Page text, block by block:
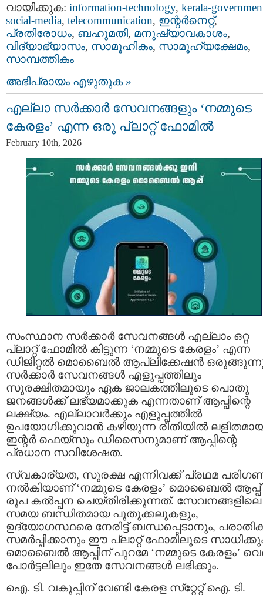
വായിക്കുക: information-technology, kerala-
social-media, telecommunication, ഇന്റര്‍നെറ്റ്‌,
പ്രതിരോധം, ബഹുമതി, മനുഷ്യാവകാശം,
വിദ്യാഭ്യാസം, സാമൂഹികം, സാമൂഹ്യക്ഷേമം,
സാമ്പത്തികം
അഭിപ്രായം എഴുതുക »
എല്ലാ സർക്കാർ സേവനങ്ങളും ‘നമ്മുടെ
കേരളം’ എന്ന ഒരു പ്ലാറ്റ് ഫോമിൽ
February 10th, 2026
സംസ്ഥാന സർക്കാർ സേവനങ്ങൾ എല്ലാം ഒറ്റ
പ്ലാറ്റ് ഫോമിൽ കിട്ടുന്ന ‘നമ്മുടെ കേരളം’ എന്ന
ഡിജിറ്റൽ മൊബൈൽ ആപ്ലിക്കേഷൻ
സർക്കാർ സേവനങ്ങൾ എളുപ്പത്തിലും
സുരക്ഷിതമായും ഏക ജാലകത്തിലൂടെ പൊതു
ജനങ്ങൾക്ക് ലഭ്യമാക്കുക എന്നതാണ് ആപ്പിന്റെ
ലക്ഷ്യം. എല്ലാവർക്കും എളുപ്പത്തിൽ
ഉപയോഗിക്കുവാൻ കഴിയുന്ന രീതിയിൽ
ഇന്റർ ഫെയ്‌സും ഡിസൈനുമാണ് ആപ്പിന്റെ
പ്രധാന സവിശേഷത.
സ്വകാര്യത, സുരക്ഷ എന്നിവക്ക് പ്രഥമ
നല്‍കിയാണ് ‘നമ്മുടെ കേരളം’ മൊബൈല്‍ ആപ്പ്
രൂപ കൽപ്പന ചെയ്തിരിക്കുന്നത്. സേവനങ്ങളിലെ
സമയ ബന്ധിതമായ പുതുക്കലുകളും,
ഉദ്യോഗസ്ഥരെ നേരിട്ട് ബന്ധപ്പെടാനും,
സമര്‍പ്പിക്കാനും ഈ പ്ലാറ്റ്‌ ഫോമിലൂടെ
മൊബൈല്‍ ആപ്പിന് പുറമേ ‘നമ്മുടെ കേരളം’
പോര്‍ട്ടലിലും ഇതേ സേവനങ്ങള്‍ ലഭിക്കും.
ഐ. ടി. വകുപ്പിന് വേണ്ടി കേരള സ്‌റ്റേറ്റ് ഐ. ടി.